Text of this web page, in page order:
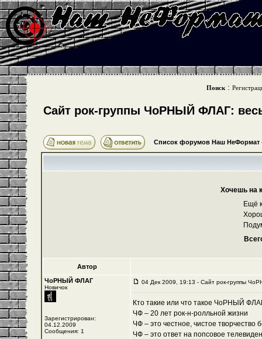
Поиск :
Cайт рок-группы ЧоРНЫЙ ФЛАГ:
Список форумов Наш НеФормат
Хочешь на
Ещё
Автор
ЧоРНЫЙ ФЛАГ
Новичок
Зарегистрирован:
04.12.2009
Сообщения: 1
04 Дек 2009, 19:13 - Cайт рок-группы
Кто такие или что такое ЧоРНЫЙ
ЧФ – 20 лет рок-н-ролльной жизни
ЧФ – это честное, чистое творчество
ЧФ – это ответ на попсовое